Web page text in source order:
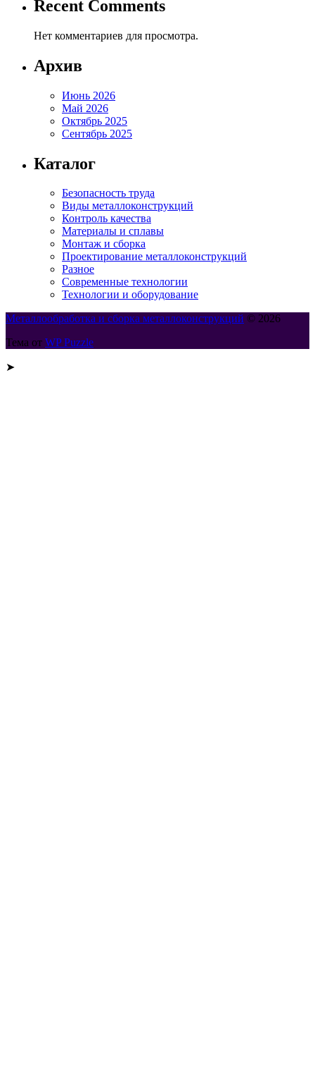
Recent Comments
Нет комментариев для просмотра.
Архив
Июнь 2026
Май 2026
Октябрь 2025
Сентябрь 2025
Каталог
Безопасность труда
Виды металлоконструкций
Контроль качества
Материалы и сплавы
Монтаж и сборка
Проектирование металлоконструкций
Разное
Современные технологии
Технологии и оборудование
Металлообработка и сборка металлоконструкций © 2026
Тема от WP Puzzle
➤